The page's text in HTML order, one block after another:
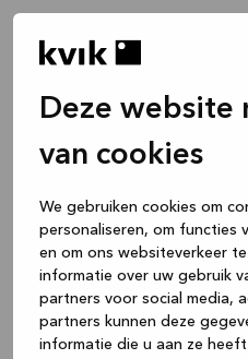
Deze website
van cookies
We gebruiken cookies om
personaliseren, om functies
en om ons websiteverkeer
informatie over uw gebruik
partners voor social media,
partners kunnen deze
informatie die u aan ze